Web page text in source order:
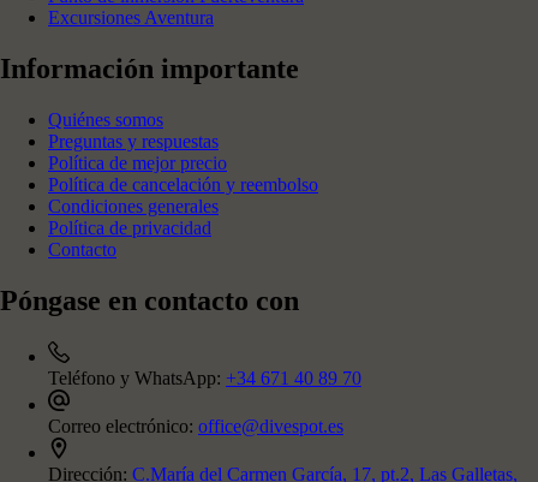
Excursiones Aventura
Información importante
Quiénes somos
Preguntas y respuestas
Política de mejor precio
Política de cancelación y reembolso
Condiciones generales
Política de privacidad
Contacto
Póngase en contacto con
Teléfono y WhatsApp: +34 671 40 89 70
Correo electrónico: office@divespot.es
Dirección: C.María del Carmen García, 17, pt.2, Las Galletas,